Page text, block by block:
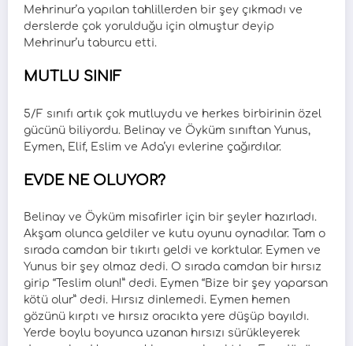
Mehrinur’a yapılan tahlillerden bir şey çıkmadı ve
derslerde çok yorulduğu için olmuştur deyip
Mehrinur’u taburcu etti.
MUTLU SINIF
5/F sınıfı artık çok mutluydu ve herkes birbirinin özel
gücünü biliyordu. Belinay ve Öyküm sınıftan Yunus,
Eymen, Elif, Eslim ve Ada’yı evlerine çağırdılar.
EVDE NE OLUYOR?
Belinay ve Öyküm misafirler için bir şeyler hazırladı.
Akşam olunca geldiler ve kutu oyunu oynadılar. Tam o
sırada camdan bir tıkırtı geldi ve korktular. Eymen ve
Yunus bir şey olmaz dedi. O sırada camdan bir hırsız
girip “Teslim olun!” dedi. Eymen “Bize bir şey yaparsan
kötü olur” dedi. Hırsız dinlemedi. Eymen hemen
gözünü kırptı ve hırsız oracıkta yere düşüp bayıldı.
Yerde boylu boyunca uzanan hırsızı sürükleyerek